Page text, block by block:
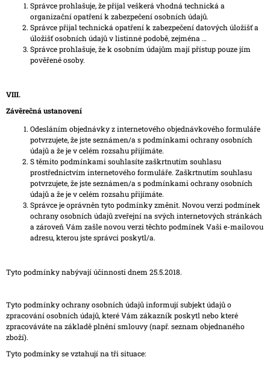
Správce prohlašuje, že přijal veškerá vhodná technická a
organizační opatření k zabezpečení osobních údajů.
Správce přijal technická opatření k zabezpečení datových úložišť a
úložišť osobních údajů v listinné podobě, zejména …
Správce prohlašuje, že k osobním údajům mají přístup pouze jím
pověřené osoby.
VIII.
Závěrečná ustanovení
Odesláním objednávky z internetového objednávkového formuláře
potvrzujete, že jste seznámen/a s podmínkami ochrany osobních
údajů a že je v celém rozsahu přijímáte.
S těmito podmínkami souhlasíte zaškrtnutím souhlasu
prostřednictvím internetového formuláře. Zaškrtnutím souhlasu
potvrzujete, že jste seznámen/a s podmínkami ochrany osobních
údajů a že je v celém rozsahu přijímáte.
Správce je oprávněn tyto podmínky změnit. Novou verzi podmínek
ochrany osobních údajů zveřejní na svých internetových stránkách
a zároveň Vám zašle novou verzi těchto podmínek Vaši e-mailovou
adresu, kterou jste správci poskytl/a.
Tyto podmínky nabývají účinnosti dnem 25.5.2018.
Tyto podmínky ochrany osobních údajů informují subjekt údajů o
zpracování osobních údajů, které Vám zákazník poskytl nebo které
zpracováváte na základě plnění smlouvy (např. seznam objednaného
zboží).
Tyto podmínky se vztahují na tři situace: